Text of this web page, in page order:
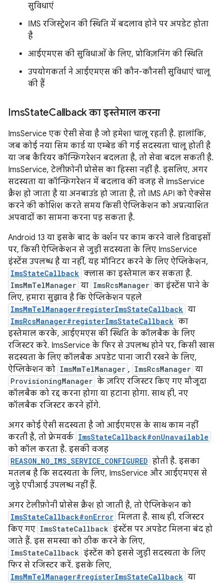
सुविधाएं
IMS रजिस्ट्रेशन की स्थिति में बदलाव होने पर अपडेट होता
है
आईएमएस की सुविधाओं के लिए, प्रोविज़निंग की स्थिति
उपयोगकर्ता ने आईएमएस की कौन-कौनसी सुविधाएं चालू
की हैं
ImsStateCallback का इस्तेमाल करना
ImsService एक ऐसी सेवा है जो हमेशा चालू रहती है. हालांकि,
जब कोई नया सिम कार्ड या एम्बेड की गई सदस्यता चालू होती है
या जब कैरियर कॉन्फ़िगरेशन बदलता है, तो सेवा बदल सकती है.
ImsService, टेलीफ़ोनी प्रोसेस का हिस्सा नहीं है. इसलिए, अगर
सदस्यता या कॉन्फ़िगरेशन में बदलाव की वजह से ImsService
क्रैश हो जाता है या अनबाउंड हो जाता है, तो IMS API को ऐक्सेस
करने की कोशिश करते समय किसी ऐप्लिकेशन को अप्रत्याशित
अपवादों का सामना करना पड़ सकता है.
Android 13 या इसके बाद के वर्शन पर काम करने वाले डिवाइसों
पर, किसी ऐप्लिकेशन से जुड़ी सदस्यता के लिए ImsService
इंस्टेंस उपलब्ध है या नहीं, यह मॉनिटर करने के लिए ऐप्लिकेशन,
ImsStateCallback क्लास का इस्तेमाल कर सकता है.
ImsMmTelManager या ImsRcsManager का इंस्टेंस पाने के
लिए, हमारा सुझाव है कि ऐप्लिकेशन पहले
ImsMmTelManager#registerImsStateCallback या
ImsRcsManager#registerImsStateCallback का
इस्तेमाल करके, आईएमएस की स्थिति के कॉलबैक के लिए
रजिस्टर करे. ImsService के फिर से उपलब्ध होने पर, किसी खास
सदस्यता के लिए कॉलबैक अपडेट पाना जारी रखने के लिए,
ऐप्लिकेशन को ImsMmTelManager , ImsRcsManager या
ProvisioningManager के ज़रिए रजिस्टर किए गए मौजूदा
कॉलबैक को रद्द करना होगा या हटाना होगा. साथ ही, नए
कॉलबैक रजिस्टर करने होंगे.
अगर कोई ऐसी सदस्यता है जो आईएमएस के साथ काम नहीं
करती है, तो फ़्रेमवर्क ImsStateCallback#onUnavailable
को कॉल करता है. इसकी वजह
REASON_NO_IMS_SERVICE_CONFIGURED होती है. इसका
मतलब है कि सदस्यता के लिए, ImsService और आईएमएस से
जुड़े एपीआई उपलब्ध नहीं हैं.
अगर टेलीफ़ोनी प्रोसेस क्रैश हो जाती है, तो ऐप्लिकेशन को
ImsStateCallback#onError मिलता है. साथ ही, रजिस्टर
किए गए ImsStateCallback इंस्टेंस पर अपडेट मिलना बंद हो
जाते हैं. इस समस्या को ठीक करने के लिए,
ImsStateCallback इंस्टेंस को इससे जुड़ी सदस्यता के लिए
फिर से रजिस्टर करें. इसके लिए,
ImsMmTelManager#registerImsStateCallback या